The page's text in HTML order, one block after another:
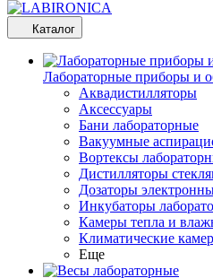
Каталог
Лабораторные приборы и
Аквадистилляторы
Аксессуары
Бани лабораторные
Вакуумные
Вортексы
Дистилляторы
Дозаторы
Инкубаторы
Камеры тепла и
Климатические
Еще